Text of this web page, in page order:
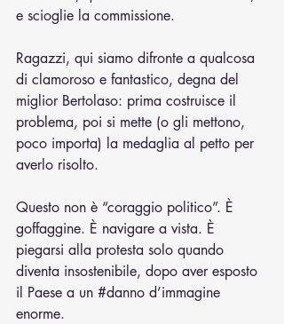
e scioglie la commissione.
Ragazzi, qui siamo difronte a qualcosa
di clamoroso e fantastico, degna del
miglior Bertolaso: prima costruisce il
problema, poi si mette (o gli mettono,
poco importa) la medaglia al petto per
averlo risolto.
Questo non è “coraggio politico”. È
goffaggine. È navigare a vista. È
piegarsi alla protesta solo quando
diventa insostenibile, dopo aver esposto
il Paese a un #danno d’immagine
enorme.